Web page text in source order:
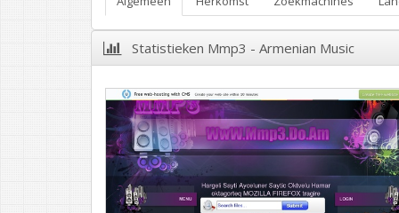
Statistieken Mmp3 - Armenian Music